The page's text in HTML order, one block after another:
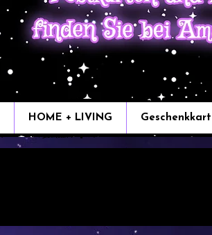
HOME + LIVING